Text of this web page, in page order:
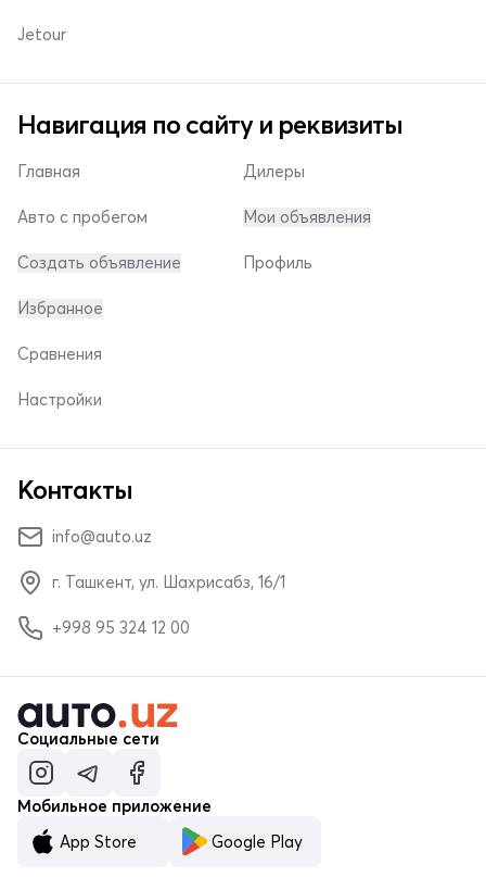
Jetour
Навигация по сайту и реквизиты
Главная
Авто с пробегом
Создать объявление
Дилеры
Мои объявления
Профиль
Избранное
Сравнения
Настройки
Контакты
info@auto.uz
г. Ташкент, ул. Шахрисабз, 16/1
+998 95 324 12 00
Социальные сети
Мобильное приложение
App Store
Google Play